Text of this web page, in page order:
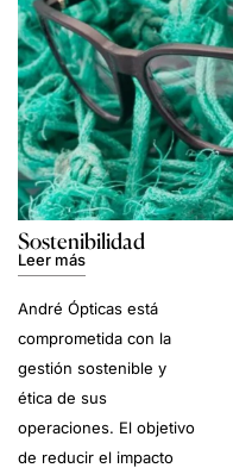
Sostenibilidad
Leer más
André Ópticas está
comprometida con la
gestión sostenible y
ética de sus
operaciones. El objetivo
de reducir el impacto